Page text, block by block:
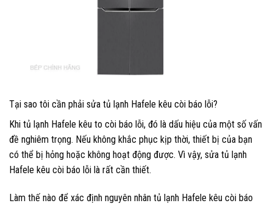
Tại sao tôi cần phải sửa tủ lạnh Hafele kêu còi báo lỗi?
Khi tủ lạnh Hafele kêu to còi báo lỗi, đó là dấu hiệu của một số vấn
đề nghiêm trọng. Nếu không khắc phục kịp thời, thiết bị của bạn
có thể bị hỏng hoặc không hoạt động được. Vì vậy, sửa tủ lạnh
Hafele kêu còi báo lỗi là rất cần thiết.
Làm thế nào để xác định nguyên nhân tủ lạnh Hafele kêu còi báo